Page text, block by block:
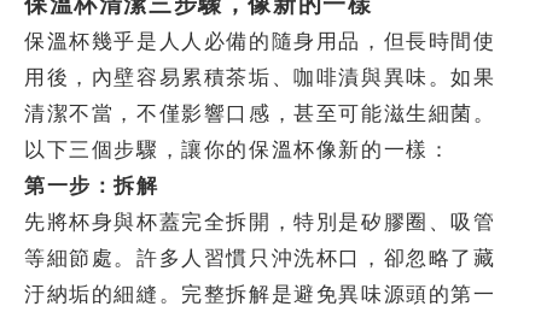
保溫杯幾乎是人人必備的隨身用品，但長時間使
用後，內壁容易累積茶垢、咖啡漬與異味。如果
清潔不當，不僅影響口感，甚至可能滋生細菌。
以下三個步驟，讓你的保溫杯像新的一樣：
第一步：拆解
先將杯身與杯蓋完全拆開，特別是矽膠圈、吸管
等細節處。許多人習慣只沖洗杯口，卻忽略了藏
汙納垢的細縫。完整拆解是避免異味源頭的第一